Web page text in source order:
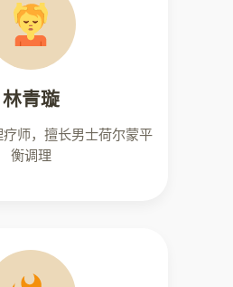
林青璇
师，擅长男士荷尔蒙平
衡调理